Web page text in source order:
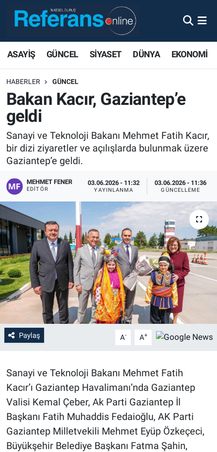
ASAYİŞ GÜNCEL SİYASET DÜNYA EKONOMİ
HABERLER GÜNCEL
Bakan Kacır, Gaziantep’e
geldi
Sanayi ve Teknoloji Bakanı Mehmet Fatih Kacır,
bir dizi ziyaretler ve açılışlarda bulunmak üzere
Gaziantep’e geldi.
MEHMET FENER
EDITÖR
03.06.2026 - 11:32
YAYINLANMA
03.06.2026 - 11:36
GÜNCELLEME
Paylaş A- A+
Sanayi ve Teknoloji Bakanı Mehmet Fatih
Kacır’ı Gaziantep Havalimanı’nda Gaziantep
Valisi Kemal Çeber, Ak Parti Gaziantep İl
Başkanı Fatih Muhaddis Fedaioğlu, AK Parti
Gaziantep Milletvekili Mehmet Eyüp Özkeçeci,
Büyükşehir Belediye Başkanı Fatma Şahin,